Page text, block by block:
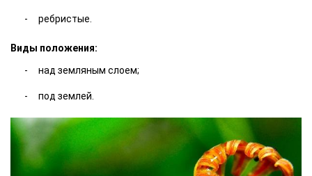
ребристые.
Виды положения:
над земляным слоем;
под землей.